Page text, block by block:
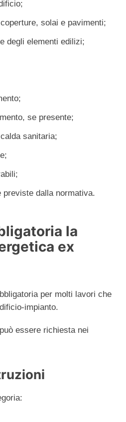
solai e pavimenti;
degli elementi edilizi;
se presente;
sanitaria;
dalla normativa.
la
ex
per molti lavori che
impianto.
essere richiesta nei